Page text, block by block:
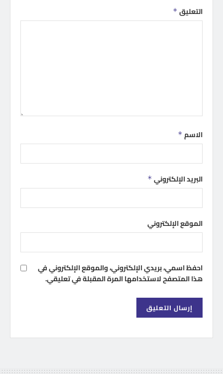
التعليق *
الاسم *
البريد الإلكتروني *
الموقع الإلكتروني
احفظ اسمي، بريدي الإلكتروني، والموقع الإلكتروني في
هذا المتصفح لاستخدامها المرة المقبلة في تعليقي.